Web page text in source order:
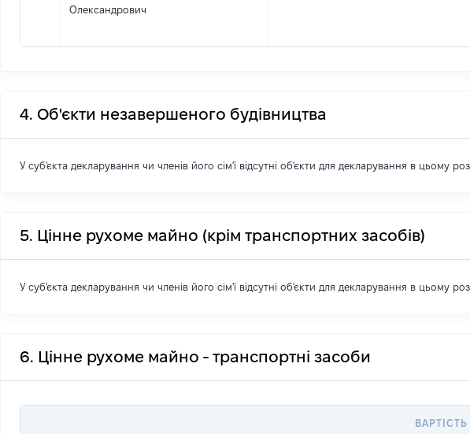
Олександрович
4. Об'єкти незавершеного будівництва
У суб'єкта декларування чи членів його сім'ї відсутні об'єкти для декларування в цьому
5. Цінне рухоме майно (крім транспортних засобів)
У суб'єкта декларування чи членів його сім'ї відсутні об'єкти для декларування в цьому
6. Цінне рухоме майно - транспортні засоби